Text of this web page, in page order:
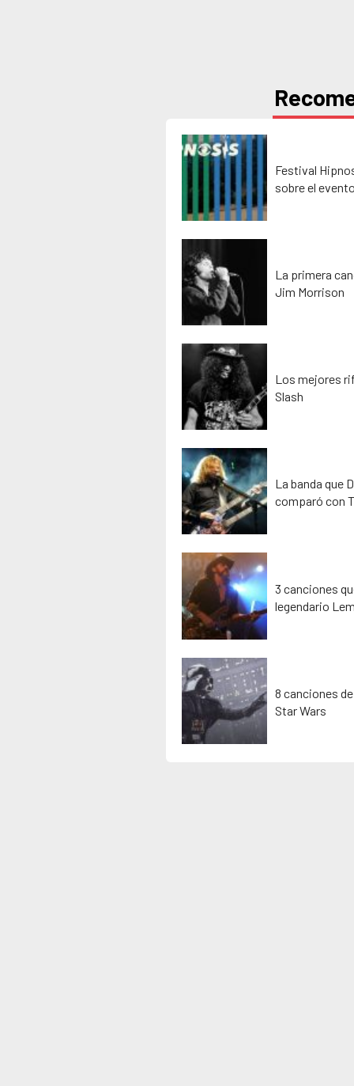
Festival
sobre el
La primera
Jim Morrison
Los mejores
Slash
La banda que
comparó con
3 canciones
legendario
8 canciones
Star Wars